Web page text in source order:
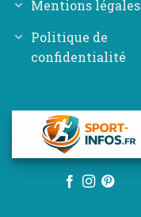
Mentions légales
Politique de
confidentialité